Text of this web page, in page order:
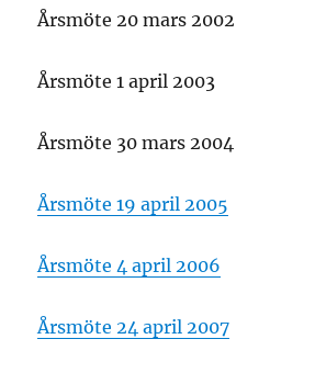
Årsmöte 20 mars 2002
Årsmöte 1 april 2003
Årsmöte 30 mars 2004
Årsmöte 19 april 2005
Årsmöte 4 april 2006
Årsmöte 24 april 2007